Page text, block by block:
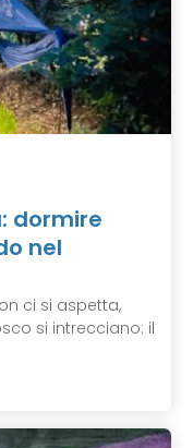
dormire
nel
ci si aspetta,
si intrecciano: il